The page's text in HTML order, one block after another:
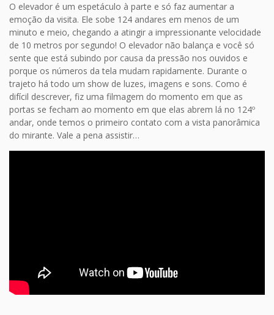
O elevador é um espetáculo à parte e só faz aumentar a
emoção da visita. Ele sobe 124 andares em menos de um
minuto e meio, chegando a atingir a impressionante velocidade
de 10 metros por segundo! O elevador não balança e você só
sente que está subindo por causa da pressão nos ouvidos e
porque os números da tela mudam rapidamente. Durante o
trajeto há todo um show de luzes, imagens e sons. Como é
difícil descrever, fiz uma filmagem do momento em que as
portas se fecham ao momento em que elas abrem lá no 124º
andar, onde temos o primeiro contato com a vista panorâmica
do mirante. Vale a pena assistir…